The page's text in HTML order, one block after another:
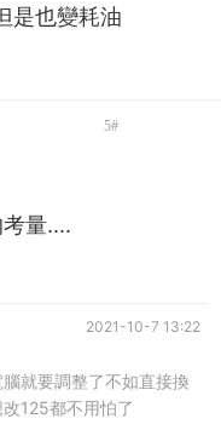
是也變耗油
5#
量....
2021-10-7 13:22
就要調整了不如直接換
125都不用怕了